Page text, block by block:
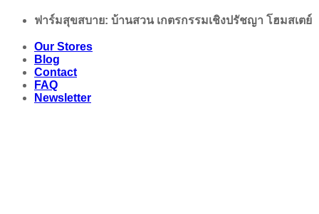
Skip
content
ฟาร์มสุขสบาย: บ้านสวน เกตรกรรมเชิงปรัชญา โฮมสเตย์
Our Stores
Blog
Contact
FAQ
Newsletter